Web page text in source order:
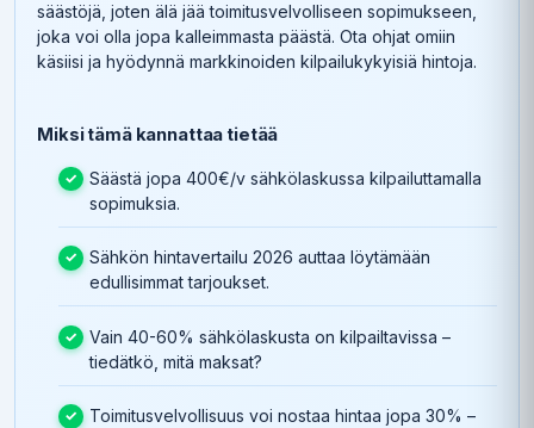
säästöjä, joten älä jää toimitusvelvolliseen sopimukseen,
joka voi olla jopa kalleimmasta päästä. Ota ohjat omiin
käsiisi ja hyödynnä markkinoiden kilpailukykyisiä hintoja.
Miksi tämä kannattaa tietää
Säästä jopa 400€/v sähkölaskussa kilpailuttamalla
sopimuksia.
Sähkön hintavertailu 2026 auttaa löytämään
edullisimmat tarjoukset.
Vain 40-60% sähkölaskusta on kilpailtavissa –
tiedätkö, mitä maksat?
Toimitusvelvollisuus voi nostaa hintaa jopa 30% –